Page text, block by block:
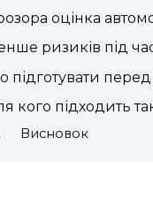
оцінка
ризиків під
підготувати
кого підходить
Висновок